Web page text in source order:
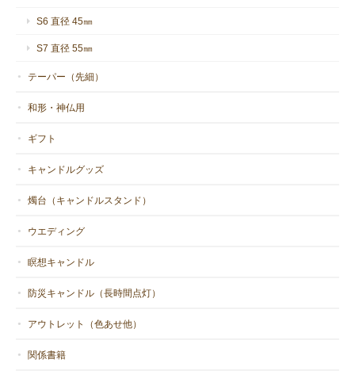
S6 直径 45㎜
S7 直径 55㎜
テーパー（先細）
和形・神仏用
ギフト
キャンドルグッズ
燭台（キャンドルスタンド）
ウエディング
瞑想キャンドル
防災キャンドル（長時間点灯）
アウトレット（色あせ他）
関係書籍